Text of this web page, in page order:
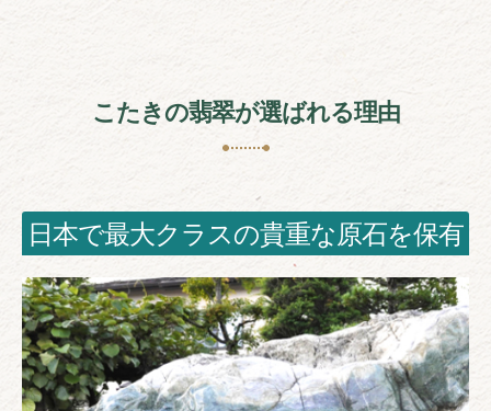
こたきの翡翠が選ばれる理由
日本で最大クラスの貴重な原石を保有